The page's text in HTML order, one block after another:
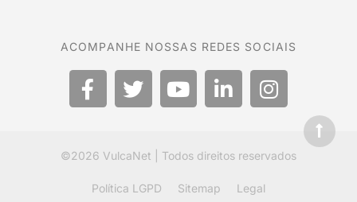
ACOMPANHE NOSSAS REDES SOCIAIS
©2026 VulcaNet | Todos direitos reservados
Política LGPD Sitemap Legal